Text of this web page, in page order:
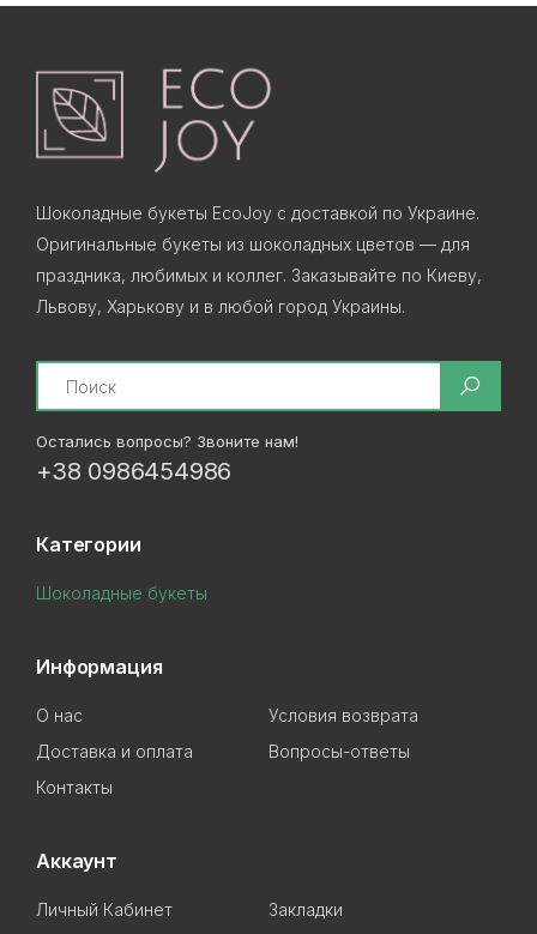
Шоколадные букеты EcoJoy с доставкой по Украине.
Оригинальные букеты из шоколадных цветов — для
праздника, любимых и коллег. Заказывайте по Киеву,
Львову, Харькову и в любой город Украины.
Search
Остались вопросы? Звоните нам!
+38 0986454986
Категории
Шоколадные букеты
Информация
О нас
Условия возврата
Доставка и оплата
Вопросы-ответы
Контакты
Аккаунт
Личный Кабинет Закладки